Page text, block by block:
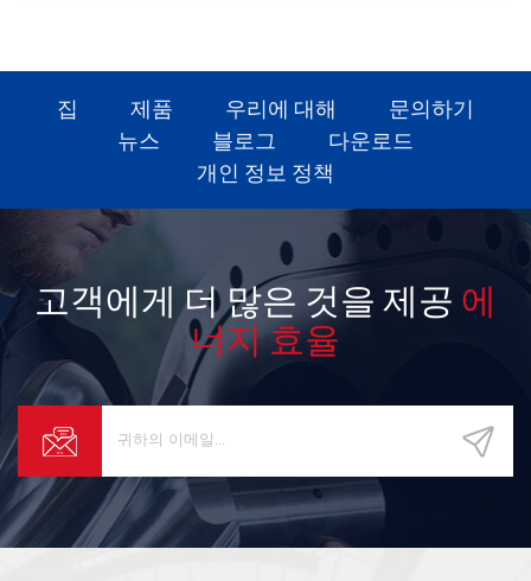
집 제품 우리에 대해
문의하기
뉴스
블로그
다운로드
개인 정보 정책
고객에게 더 많은 것을 제공 에
너지 효율